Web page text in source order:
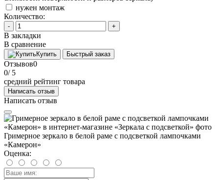
нужен монтаж
Количество:
- +
В закладки
В сравнение
Купить Быстрый заказ
Отзывов0
0/ 5
средний рейтинг товара
Написать отзыв
Написать отзыв
Гримерное зеркало в белой раме с подсветкой лампочками
«Камерон»
Оценка: